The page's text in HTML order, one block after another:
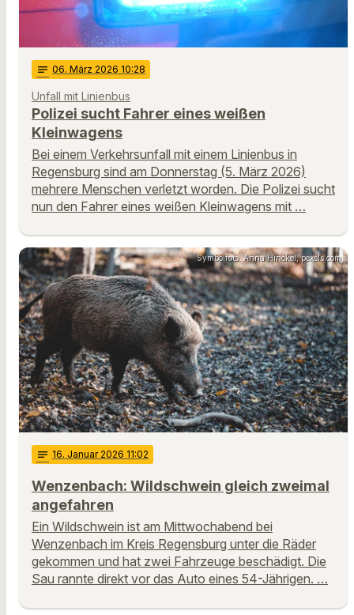
notes 06. März 2026 10:28
Unfall mit Linienbus
Polizei sucht Fahrer eines weißen
Kleinwagens
Bei einem Verkehrsunfall mit einem Linienbus in
Regensburg sind am Donnerstag (5. März 2026)
mehrere Menschen verletzt worden. Die Polizei sucht
nun den Fahrer eines weißen Kleinwagens mit …
Symbolfoto: Anna Hinckel, pexels.com
notes 16. Januar 2026 11:02
Wenzenbach: Wildschwein gleich zweimal
angefahren
Ein Wildschwein ist am Mittwochabend bei
Wenzenbach im Kreis Regensburg unter die Räder
gekommen und hat zwei Fahrzeuge beschädigt. Die
Sau rannte direkt vor das Auto eines 54-Jährigen. …